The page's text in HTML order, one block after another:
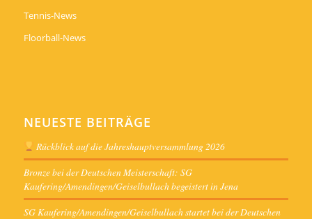
Tennis-News
Floorball-News
NEUESTE BEITRÄGE
Rückblick auf die Jahreshauptversammlung 2026
Bronze bei der Deutschen Meisterschaft: SG
Kaufering/Amendingen/Geiselbullach begeistert in Jena
SG Kaufering/Amendingen/Geiselbullach startet bei der Deutschen